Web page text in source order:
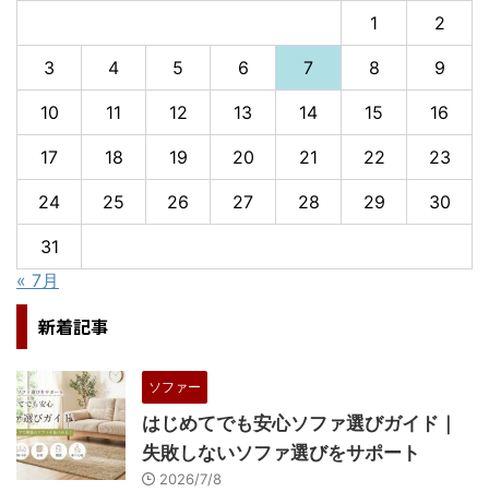
1 2
3 4 5 6 7 8 9
10 11 12 13 14 15 16
17 18 19 20 21 22 23
24 25 26 27 28 29 30
31
« 7月
新着記事
ソファー
はじめてでも安心ソファ選びガイド｜
失敗しないソファ選びをサポート
2026/7/8